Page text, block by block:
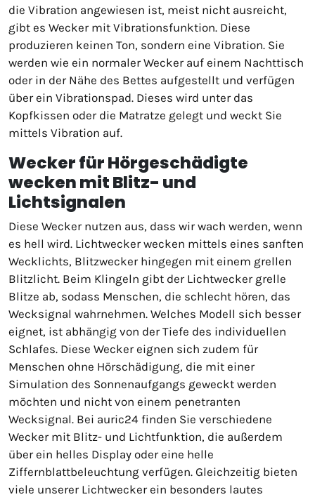
die Vibration angewiesen ist, meist nicht ausreicht,
gibt es Wecker mit Vibrationsfunktion. Diese
produzieren keinen Ton, sondern eine Vibration. Sie
werden wie ein normaler Wecker auf einem Nachttisch
oder in der Nähe des Bettes aufgestellt und verfügen
über ein Vibrationspad. Dieses wird unter das
Kopfkissen oder die Matratze gelegt und weckt Sie
mittels Vibration auf.
Wecker für Hörgeschädigte
wecken mit Blitz- und
Lichtsignalen
Diese Wecker nutzen aus, dass wir wach werden, wenn
es hell wird. Lichtwecker wecken mittels eines sanften
Wecklichts, Blitzwecker hingegen mit einem grellen
Blitzlicht. Beim Klingeln gibt der Lichtwecker grelle
Blitze ab, sodass Menschen, die schlecht hören, das
Wecksignal wahrnehmen. Welches Modell sich besser
eignet, ist abhängig von der Tiefe des individuellen
Schlafes. Diese Wecker eignen sich zudem für
Menschen ohne Hörschädigung, die mit einer
Simulation des Sonnenaufgangs geweckt werden
möchten und nicht von einem penetranten
Wecksignal. Bei auric24 finden Sie verschiedene
Wecker mit Blitz- und Lichtfunktion, die außerdem
über ein helles Display oder eine helle
Ziffernblattbeleuchtung verfügen. Gleichzeitig bieten
viele unserer Lichtwecker ein besonders lautes